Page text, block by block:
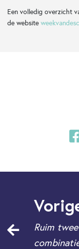
Een volledig overzicht
de website
Ruim